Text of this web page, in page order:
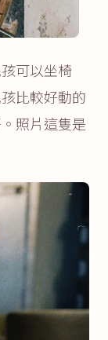
可以坐椅
比較好動的
照片這隻是